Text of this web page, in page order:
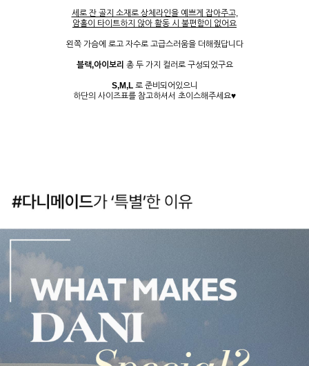
세로 잔 골지 소재로 상체라인을 예쁘게 잡아주고,
암홀이 타이트하지 않아 활동 시 불편함이 없어요
왼쪽 가슴에 로고 자수로 고급스러움을 더해줬답니다
블랙,아이보리 총 두 가지 컬러로 구성되었구요
S,M,L 로 준비되어있으니
하단의 사이즈표를 참고하셔서 초이스해주세요♥